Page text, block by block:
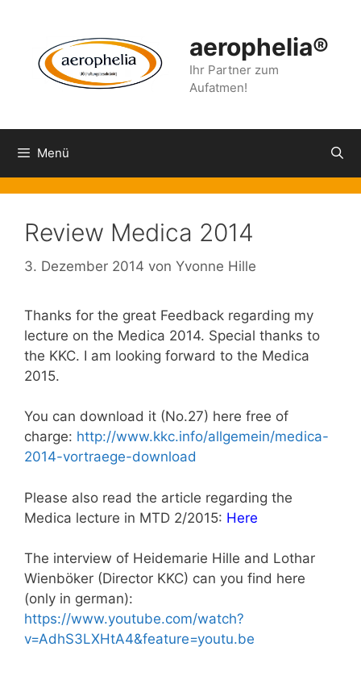
springen
aerophelia®
Ihr Partner zum
Aufatmen!
Menü
Review Medica 2014
3. Dezember 2014 von Yvonne Hille
Thanks for the great Feedback regarding my
lecture on the Medica 2014. Special thanks to
the KKC. I am looking forward to the Medica
2015.
You can download it (No.27) here free of
charge: http://www.kkc.info/allgemein/medica-
2014-vortraege-download
Please also read the article regarding the
Medica lecture in MTD 2/2015: Here
The interview of Heidemarie Hille and Lothar
Wienböker (Director KKC) can you find here
(only in german):
https://www.youtube.com/watch?
v=AdhS3LXHtA4&feature=youtu.be